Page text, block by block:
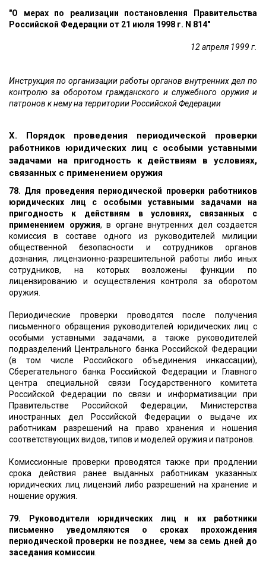
"О мерах по реализации постановления Правительства
Российской Федерации от 21 июля 1998 г. N 814"
12 апреля 1999 г.
Инструкция по организации работы органов внутренних дел по
контролю за оборотом гражданского и служебного оружия и
патронов к нему на территории Российской Федерации
X. Порядок проведения периодической проверки
работников юридических лиц с особыми уставными
задачами на пригодность к действиям в условиях,
связанных с применением оружия
78. Для проведения периодической проверки работников
юридических лиц с особыми уставными задачами на
пригодность к действиям в условиях, связанных с
применением оружия, в органе внутренних дел создается
комиссия в составе одного из руководителей милиции
общественной безопасности и сотрудников органов
дознания, лицензионно-разрешительной работы либо иных
сотрудников, на которых возложены функции по
лицензированию и осуществления контроля за оборотом
оружия.
Периодические проверки проводятся после получения
письменного обращения руководителей юридических лиц с
особыми уставными задачами, а также руководителей
подразделений Центрального банка Российской Федерации
(в том числе Российского объединения инкассации),
Сберегательного банка Российской Федерации и Главного
центра специальной связи Государственного комитета
Российской Федерации по связи и информатизации при
Правительстве Российской Федерации, Министерства
иностранных дел Российской Федерации о выдаче их
работникам разрешений на право хранения и ношения
соответствующих видов, типов и моделей оружия и патронов.
Комиссионные проверки проводятся также при продлении
срока действия ранее выданных работникам указанных
юридических лиц лицензий либо разрешений на хранение и
ношение оружия.
79. Руководители юридических лиц и их работники
письменно уведомляются о сроках прохождения
периодической проверки не позднее, чем за семь дней до
заседания комиссии